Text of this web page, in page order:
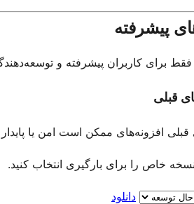
پیشرفته
برای کاربران پیشرفته و
قبلی
افزونه‌های ممکن است امن یا
خاص را برای بارگیری انتخاب کنید.
دانلود